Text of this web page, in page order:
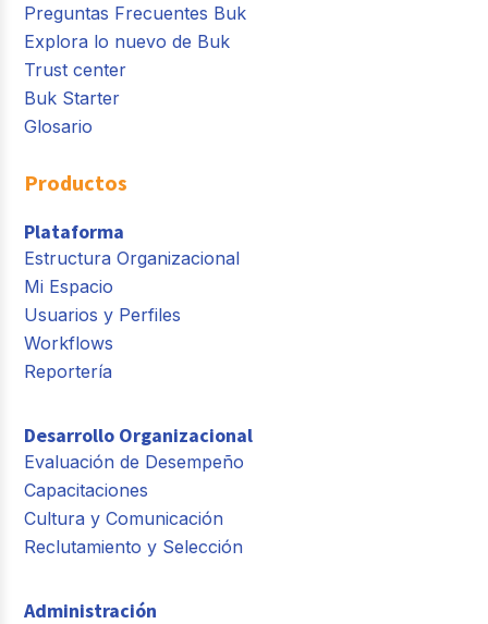
Preguntas Frecuentes Buk
Explora lo nuevo de Buk
Trust center
Buk Starter
Glosario
Productos
Plataforma
Estructura Organizacional
Mi Espacio
Usuarios y Perfiles
Workflows
Reportería
Desarrollo Organizacional
Evaluación de Desempeño
Capacitaciones
Cultura y Comunicación
Reclutamiento y Selección
Administración